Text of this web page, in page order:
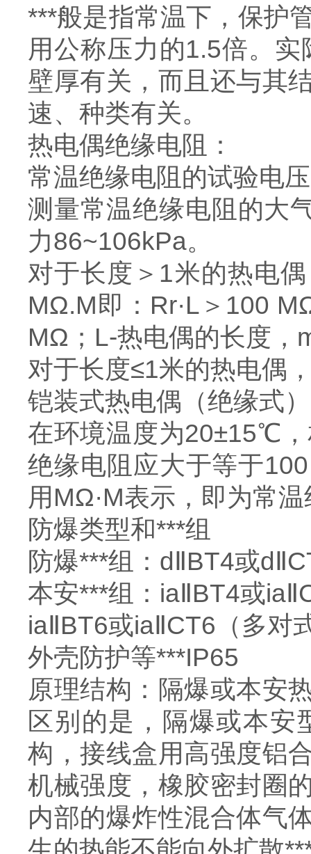
***般是指常温下，保护
用公称压力的1.5倍。
壁厚有关，而且还与其
速、种类有关。
热电偶绝缘电阻：
常温绝缘电阻的试验电
测量常温绝缘电阻的大
力86~106kPa。
对于长度＞1米的热电
MΩ.M即：Rr·L＞100
MΩ；L-热电偶的长度，
对于长度≤1米的热电偶
铠装式热电偶（绝缘式
在环境温度为20±15℃
绝缘电阻应大于等于
用MΩ·M表示，即为常
防爆类型和***组
防爆***组：dⅡBT4或
本安***组：iaⅡBT4或
iaⅡBT6或iaⅡCT6（多对
外壳防护等***IP65
原理结构：隔爆或本安
区别的是，隔爆或本
构，接线盒用高强度铝
机械强度，橡胶密封圈
内部的爆炸性混合体气